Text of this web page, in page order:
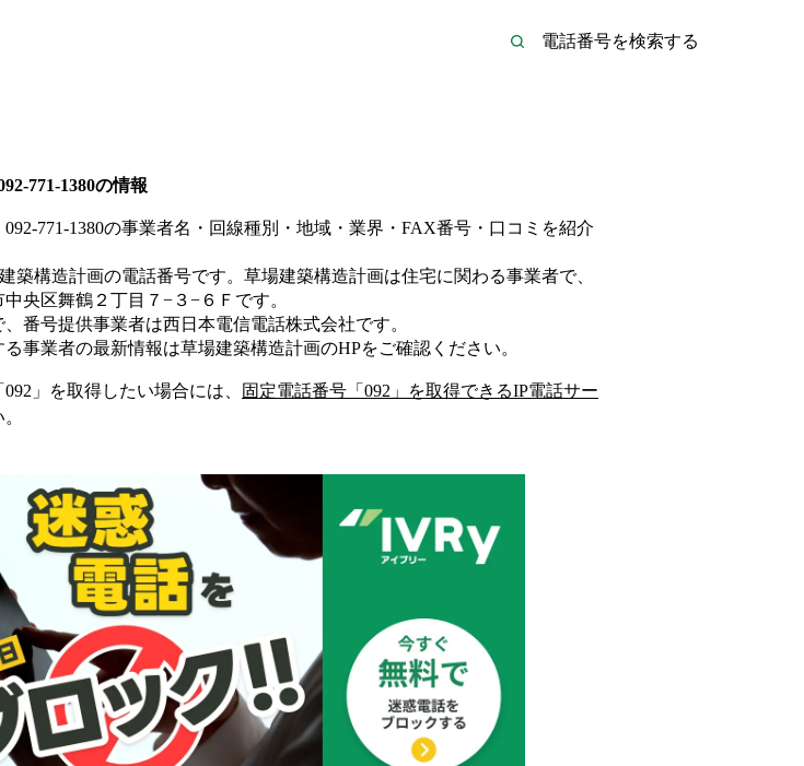
771-1380の情報
092-771-1380の事業者名・回線種別・地域・業界・FAX番号・口コミを紹介
築構造計画の電話番号です。 草場建築構造計画は住宅に関わる事業者で、
央区舞鶴２丁目７−３−６Ｆ です。
、番号提供事業者は西日本電信電話株式会社です。
事業者の最新情報は草場建築構造計画のHPをご確認ください。
092 」を取得したい場合には、 固定電話番号「 092 」を取得できるIP電話サー